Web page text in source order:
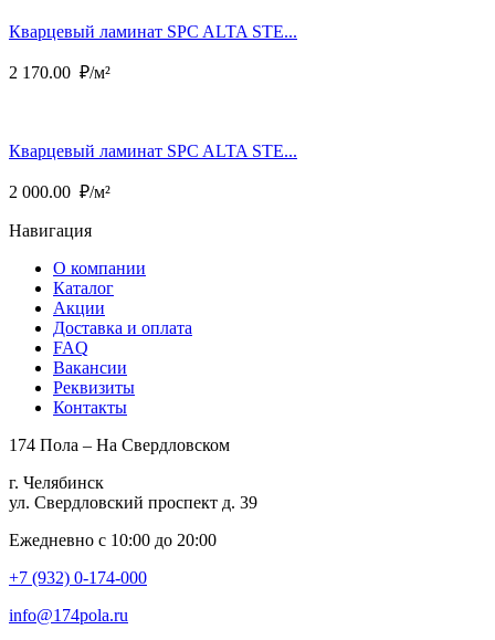
Кварцевый ламинат SPC ALTA STE...
2 170.00 ₽/м²
Кварцевый ламинат SPC ALTA STE...
2 000.00 ₽/м²
Навигация
О компании
Каталог
Акции
Доставка и оплата
FAQ
Вакансии
Реквизиты
Контакты
174 Пола – На Свердловском
г. Челябинск
ул. Свердловский проспект д. 39
Ежедневно с 10:00 до 20:00
+7 (932) 0-174-000
info@174pola.ru